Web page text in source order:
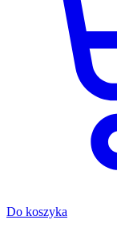
Do koszyka